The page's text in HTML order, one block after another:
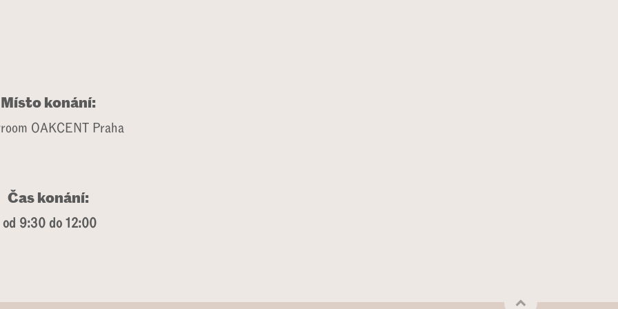
Místo konání:
OAKCENT Praha
Čas konání:
od 9:30 do 12:00